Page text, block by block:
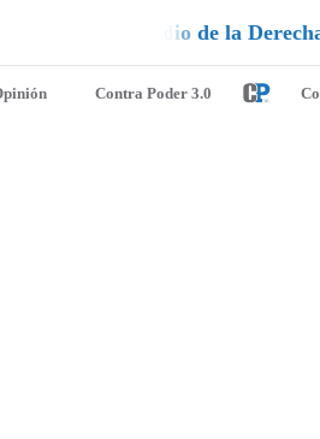
a qu ien
Contra Poder 3.0